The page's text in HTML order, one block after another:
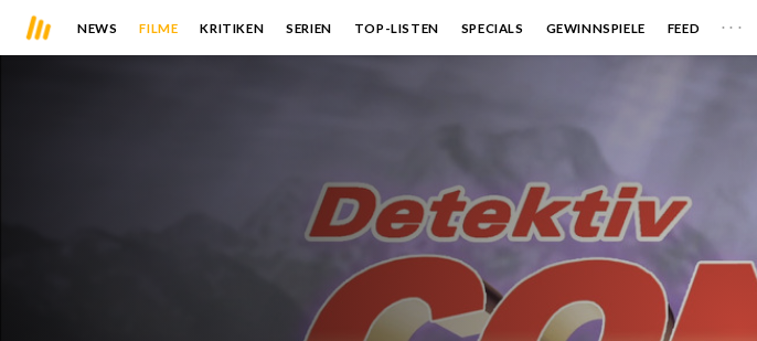
NEWS FILME KRITIKEN SERIEN TOP-LISTEN SPECIALS GEWINNSPIELE FEED . . .